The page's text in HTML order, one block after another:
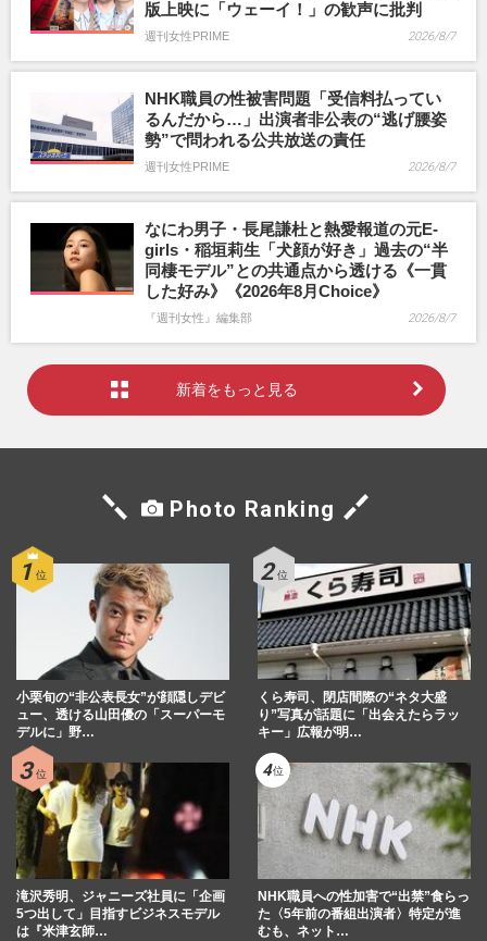
版上映に「ウェーイ！」の歓声に批判
週刊女性PRIME 2026/8/7
NHK職員の性被害問題「受信料払ってい
るんだから…」出演者非公表の“逃げ腰姿
勢”で問われる公共放送の責任
週刊女性PRIME 2026/8/7
なにわ男子・長尾謙杜と熱愛報道の元E-
girls・稲垣莉生「犬顔が好き」過去の“半
同棲モデル”との共通点から透ける《一貫
した好み》《2026年8月Choice》
『週刊女性』編集部 2026/8/7
新着をもっと見る
Photo Ranking
小栗旬の“非公表長女”が顔隠しデビ
ュー、透ける山田優の「スーパーモ
デルに」野…
くら寿司、閉店間際の“ネタ大盛
り”写真が話題に「出会えたらラッ
キー」広報が明…
滝沢秀明、ジャニーズ社員に「企画
5つ出して」目指すビジネスモデル
は『米津玄師…
NHK職員への性加害で“出禁”食らっ
た〈5年前の番組出演者〉特定が進
むも、ネット…